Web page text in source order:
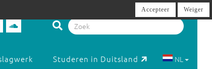
Studeren in Duitsland NL
Accepteer Weiger